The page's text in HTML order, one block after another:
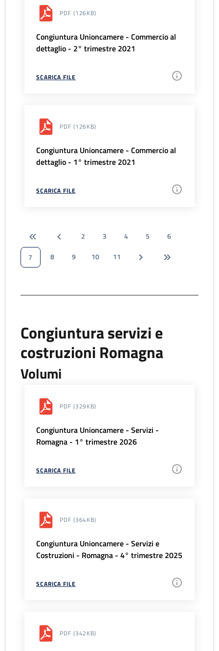
PDF (126KB)
Congiuntura Unioncamere - Commercio al
dettaglio - 2° trimestre 2021
SCARICA FILE
PDF (126KB)
Congiuntura Unioncamere - Commercio al
dettaglio - 1° trimestre 2021
SCARICA FILE
2 3 4 5
6
7
8 9 10 11
Congiuntura servizi e
costruzioni Romagna
Volumi
PDF (329KB)
Congiuntura Unioncamere - Servizi -
Romagna - 1° trimestre 2026
SCARICA FILE
PDF (364KB)
Congiuntura Unioncamere - Servizi e
Costruzioni - Romagna - 4° trimestre 2025
SCARICA FILE
PDF (342KB)